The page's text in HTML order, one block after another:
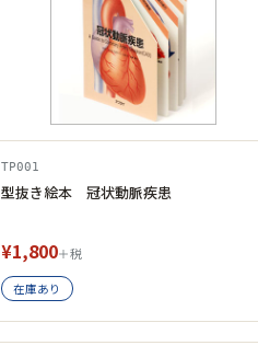
TP001
型抜き絵本 冠状動脈疾患
¥1,800＋税
在庫あり